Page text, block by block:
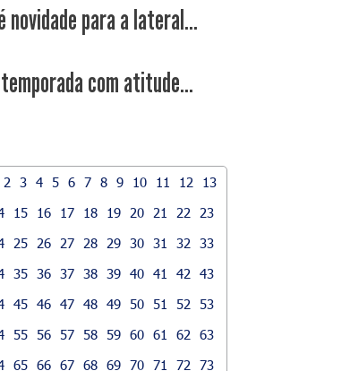
novidade para a lateral...
com atitude...
2 3 4 5 6 7 8 9 10 11 12
13
15 16 17 18 19 20 21 22
23
25 26 27 28 29 30 31 32
33
35 36 37 38 39 40 41 42
43
45 46 47 48 49 50 51 52
53
55 56 57 58 59 60 61 62
63
65 66 67 68 69 70 71 72
73